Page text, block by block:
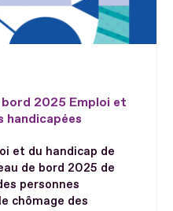
2025 Emploi et
handicapées
et du handicap de
de bord 2025 de
personnes
chômage des